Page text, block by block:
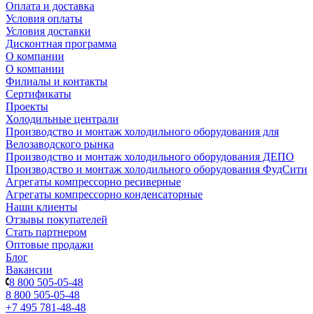
Оплата и доставка
Условия оплаты
Условия доставки
Дисконтная программа
О компании
О компании
Филиалы и контакты
Сертификаты
Проекты
Холодильные централи
Производство и монтаж холодильного оборудования для
Велозаводского рынка
Производство и монтаж холодильного оборудования ДЕПО
Производство и монтаж холодильного оборудования ФудСити
Агрегаты компрессорно ресиверные
Агрегаты компрессорно конденсаторные
Наши клиенты
Отзывы покупателей
Стать партнером
Оптовые продажи
Блог
Вакансии
8 800 505-05-48
8 800 505-05-48
+7 495 781-48-48